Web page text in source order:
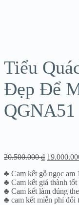
Tiểu
Đẹp Để
QGNA51
20.500.000₫
♣ Cam kết gỗ ngọc am
♣ Cam kết giá thành tốt
♣ Cam kết làm đúng
♣ cam kết miễn phí đổi